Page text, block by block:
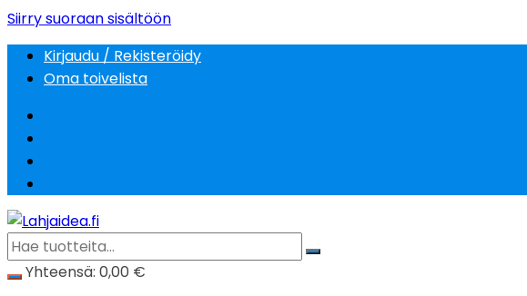
Siirry suoraan sisältöön
Kirjaudu / Rekisteröidy
Oma toivelista
Yhteensä: 0,00 €